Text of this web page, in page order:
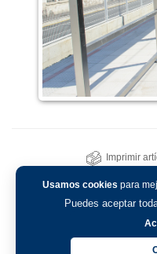
Usamos cookies para
Puedes aceptar
Imprimir